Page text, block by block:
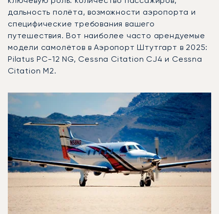
дальность полёта, возможности аэропорта и
специфические требования вашего
путешествия. Вот наиболее часто арендуемые
модели самолётов в Аэропорт Штутгарт в 2025:
Pilatus PC-12 NG, Cessna Citation CJ4 и Cessna
Citation M2.
Фото воздушного судна
Модель воздушного судна
Скорость (км/ч)
Дальность (км)
Дальность (NM)